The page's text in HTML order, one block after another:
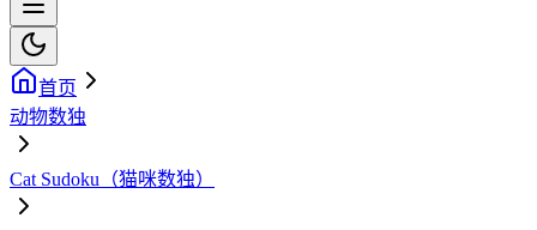
首页
动物数独
Cat Sudoku（猫咪数独）